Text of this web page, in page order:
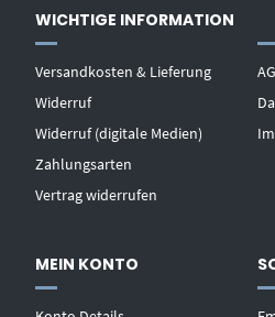
WICHTIGE INFORMATION
Versandkosten & Lieferung
Widerruf
Widerruf (digitale Medien)
Zahlungsarten
Vertrag widerrufen
MEIN KONTO